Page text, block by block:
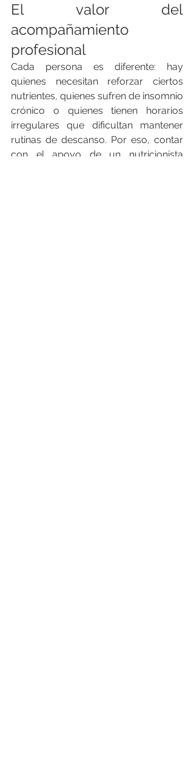
El valor del
acompañamiento
profesional
Cada persona es diferente: hay
quienes necesitan reforzar ciertos
nutrientes, quienes sufren de insomnio
crónico o quienes tienen horarios
irregulares que dificultan mantener
rutinas de descanso. Por eso, contar
con el apoyo de un nutricionista